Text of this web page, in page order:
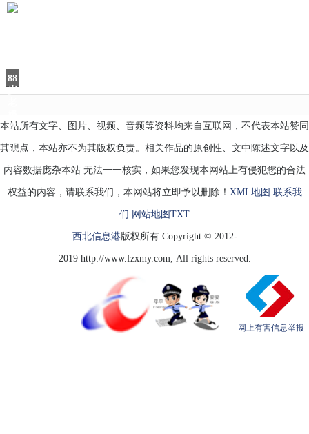
请
五
88
岁
奶
邮
轮
本站所有文字、图片、视频、音频等资料均来自互联网，不代表本站赞同
其观点，本站亦不为其版权负责。相关作品的原创性、文中陈述文字以及
内容数据庞杂本站 无法一一核实，如果您发现本网站上有侵犯您的合法
权益的内容，请联系我们，本网站将立即予以删除！ XML地图 联系我
们 网站地图 TXT
西北信息港版权所有 Copyright © 2012-
2019 http://www.fzxmy.com, All rights reserved.
网上有害信息举报